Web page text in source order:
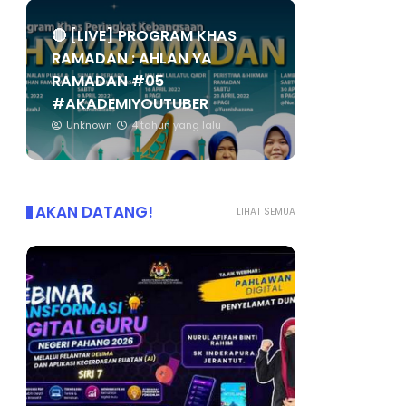
🔴 [LIVE] PROGRAM KHAS
RAMADAN : AHLAN YA
RAMADAN #05
#AKADEMIYOUTUBER
Unknown 4 tahun yang lalu
LIHAT SEMUA
AKAN DATANG!